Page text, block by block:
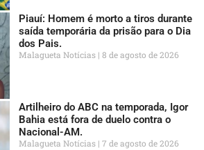
Piauí: Homem é morto a tiros durante
saída temporária da prisão para o Dia
dos Pais.
Malagueta Notícias 8 de agosto de 2026
Artilheiro do ABC na temporada, Igor
Bahia está fora de duelo contra o
Nacional-AM.
Malagueta Notícias 7 de agosto de 2026